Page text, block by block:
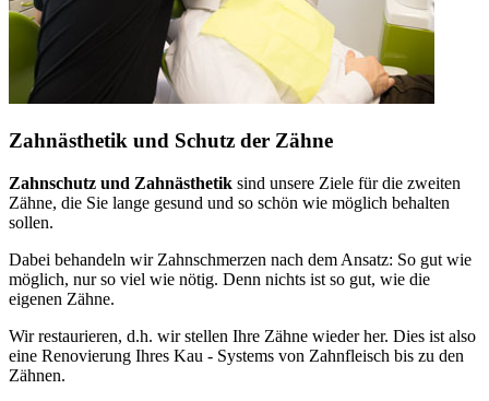
Zahnästhetik und Schutz der Zähne
Zahnschutz und Zahnästhetik sind unsere Ziele für die zweiten
Zähne, die Sie lange gesund und so schön wie möglich behalten
sollen.
Dabei behandeln wir Zahnschmerzen nach dem Ansatz: So gut wie
möglich, nur so viel wie nötig. Denn nichts ist so gut, wie die
eigenen Zähne.
Wir restaurieren, d.h. wir stellen Ihre Zähne wieder her. Dies ist also
eine Renovierung Ihres Kau - Systems von Zahnfleisch bis zu den
Zähnen.